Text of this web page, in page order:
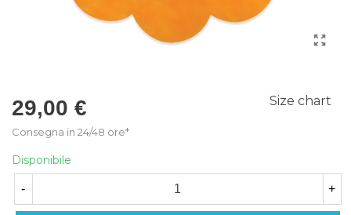
29,00 €
Consegna in 24/48 ore*
Size chart
Disponibile
- +